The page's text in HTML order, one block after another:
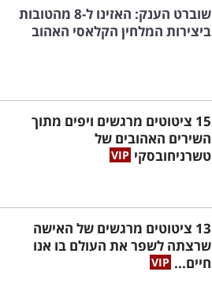
שוברט הענק: האזינו ל-8 מהטובות
ביצירות המלחין הקלאסי האהוב
15 ציטוטים מרגשים ויפים מתוך
השירים האהובים של
טשרניחובסקי
13 ציטוטים מרגשים של האישה
שרצתה לשפר את העולם בו אנו
חיים...